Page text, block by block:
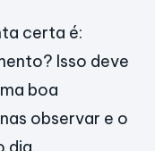
certa é:
Isso deve
boa
observar e o